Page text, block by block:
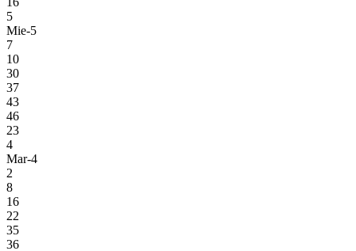
5
Mie-5
7
10
30
37
43
46
23
4
Mar-4
2
8
16
22
35
36